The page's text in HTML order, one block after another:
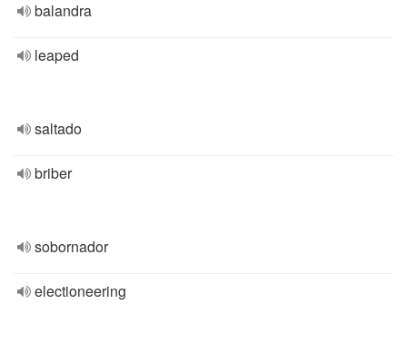
balandra
leaped
saltado
briber
sobornador
electioneering